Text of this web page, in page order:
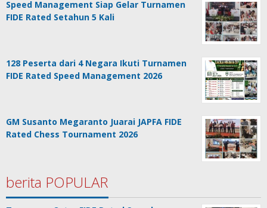
Speed Management Siap Gelar Turnamen
FIDE Rated Setahun 5 Kali
128 Peserta dari 4 Negara Ikuti Turnamen
FIDE Rated Speed Management 2026
GM Susanto Megaranto Juarai JAPFA FIDE
Rated Chess Tournament 2026
berita POPULAR